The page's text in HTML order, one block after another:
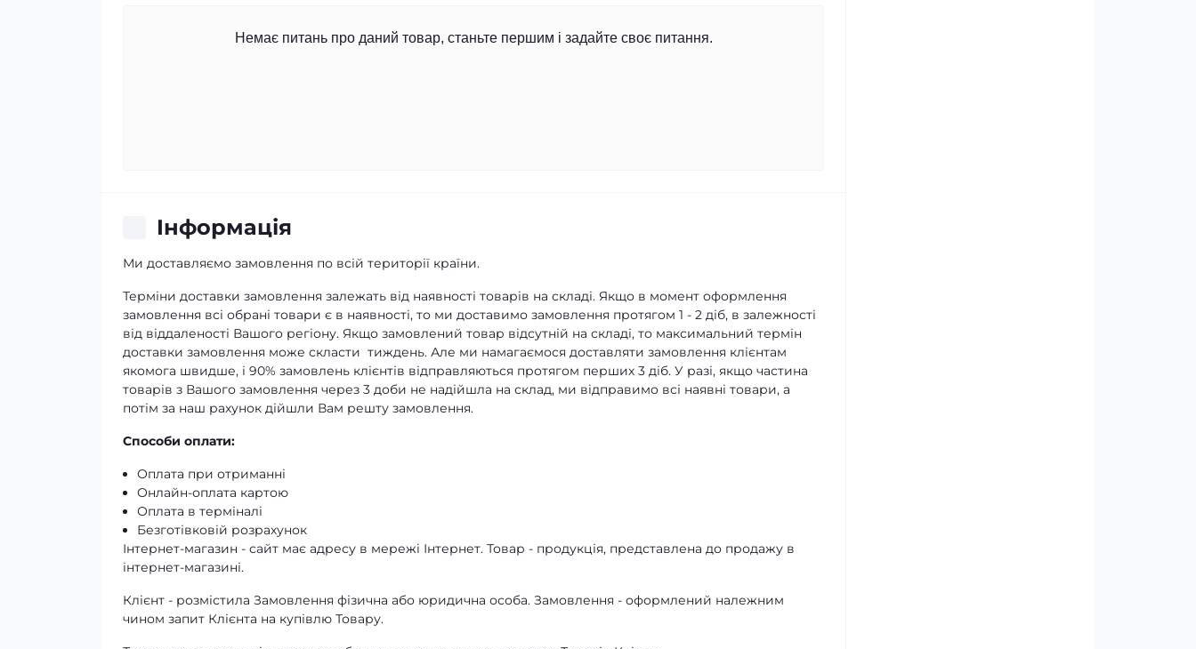
Немає питань про даний товар, станьте першим і задайте своє питання.
Iнформація
Ми доставляємо замовлення по всій території країни.
Терміни доставки замовлення залежать від наявності товарів на складі. Якщо в момент оформлення
замовлення всі обрані товари є в наявності, то ми доставимо замовлення протягом 1 - 2 діб, в залежності
від віддаленості Вашого регіону. Якщо замовлений товар відсутній на складі, то максимальний термін
доставки замовлення може скласти тиждень. Але ми намагаємося доставляти замовлення клієнтам
якомога швидше, і 90% замовлень клієнтів відправляються протягом перших 3 діб. У разі, якщо частина
товарів з Вашого замовлення через 3 доби не надійшла на склад, ми відправимо всі наявні товари, а
потім за наш рахунок дійшли Вам решту замовлення.
Способи оплати:
Оплата при отриманні
Онлайн-оплата картою
Оплата в терміналі
Безготівковій розрахунок
Інтернет-магазин - сайт має адресу в мережі Інтернет. Товар - продукція, представлена ​​до продажу в
інтернет-магазині.
Клієнт - розмістила Замовлення фізична або юридична особа. Замовлення - оформлений належним
чином запит Клієнта на купівлю Товару.